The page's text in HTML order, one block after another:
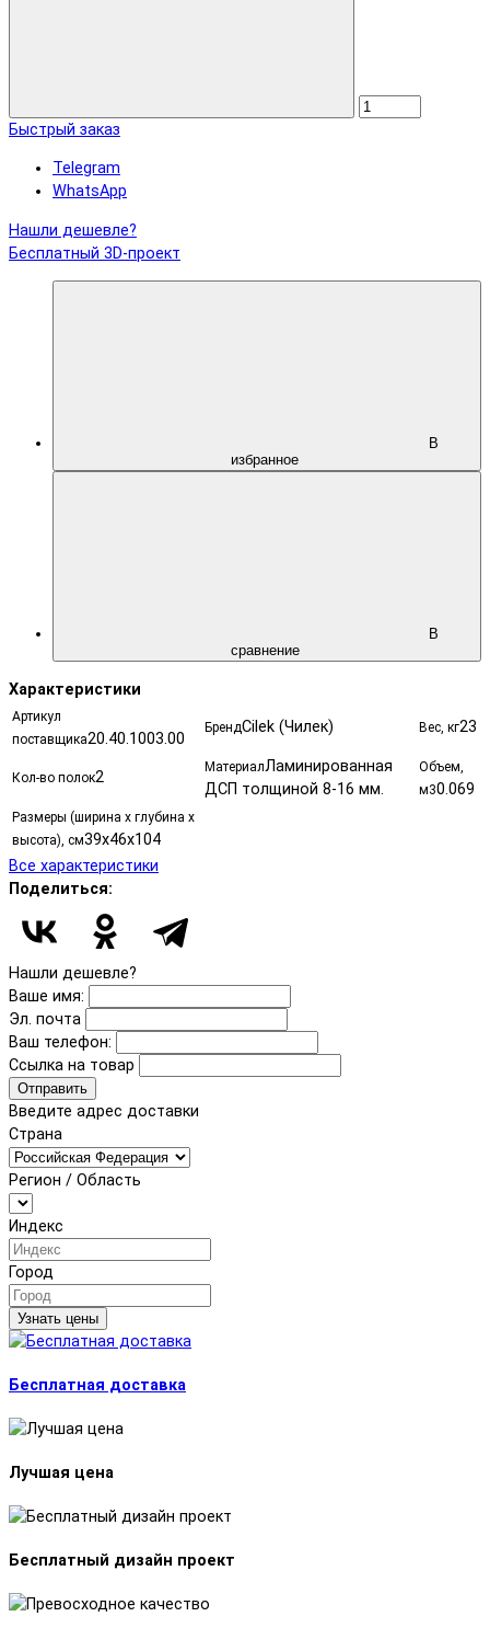
Быстрый заказ
Telegram
WhatsApp
Нашли дешевле?
Бесплатный 3D-проект
В
избранное
В
сравнение
Характеристики
Артикул
поставщика20.40.1003.00
БрендCilek (Чилек) Вес, кг23
Кол-во полок2
МатериалЛаминированная
ДСП толщиной 8-16 мм.
Объем,
м30.069
Размеры (ширина х глубина х
высота), см39x46x104
Все характеристики
Поделиться:
Нашли дешевле?
Ваше имя:
Эл. почта
Ваш телефон:
Ссылка на товар
Отправить
Введите адрес доставки
Страна
Регион / Область
Индекс
Город
Узнать цены
Бесплатная доставка
Лучшая цена
Бесплатный дизайн проект